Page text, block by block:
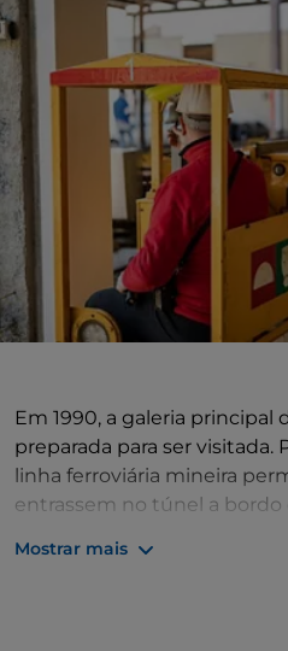
Em 1990, a galeria principal
preparada para ser visitada.
linha ferroviária mineira
entrassem no túnel a bordo
Mostrar mais